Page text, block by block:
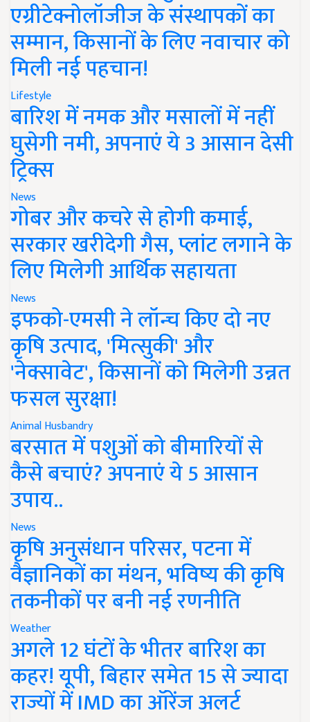
एग्रीटेक्नोलॉजीज के संस्थापकों का
सम्मान, किसानों के लिए नवाचार को
मिली नई पहचान!
Lifestyle
बारिश में नमक और मसालों में नहीं
घुसेगी नमी, अपनाएं ये 3 आसान देसी
ट्रिक्स
News
गोबर और कचरे से होगी कमाई,
सरकार खरीदेगी गैस, प्लांट लगाने के
लिए मिलेगी आर्थिक सहायता
News
इफको-एमसी ने लॉन्च किए दो नए
कृषि उत्पाद, 'मित्सुकी' और
'नेक्सावेट', किसानों को मिलेगी उन्नत
फसल सुरक्षा!
Animal Husbandry
बरसात में पशुओं को बीमारियों से
कैसे बचाएं? अपनाएं ये 5 आसान
उपाय..
News
कृषि अनुसंधान परिसर, पटना में
वैज्ञानिकों का मंथन, भविष्य की कृषि
तकनीकों पर बनी नई रणनीति
Weather
अगले 12 घंटों के भीतर बारिश का
कहर! यूपी, बिहार समेत 15 से ज्यादा
राज्यों में IMD का ऑरेंज अलर्ट